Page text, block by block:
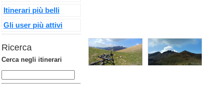
Itinerari più belli
Gli user più attivi
Ricerca
Cerca negli itinerari